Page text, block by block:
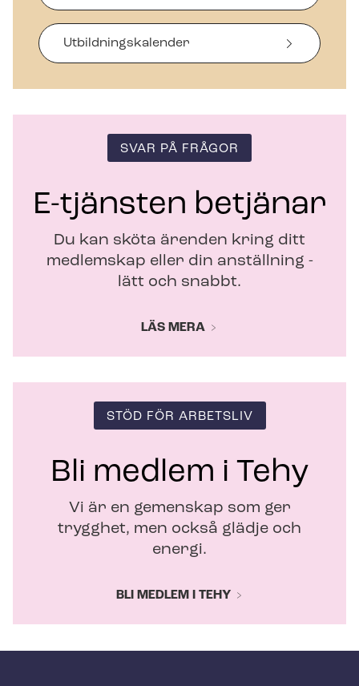
a
s
i
t
e
r
Ut­bild­nings­ka­len­der
SVAR PÅ FRÅGOR
E-tjänsten betjänar
Du kan sköta ärenden kring ditt
medlemskap eller din anställning -
lätt och snabbt.
LÄS MERA
STÖD FÖR ARBETSLIV
Bli medlem i Tehy
Vi är en gemenskap som ger
trygghet, men också glädje och
energi.
BLI MEDLEM I TEHY